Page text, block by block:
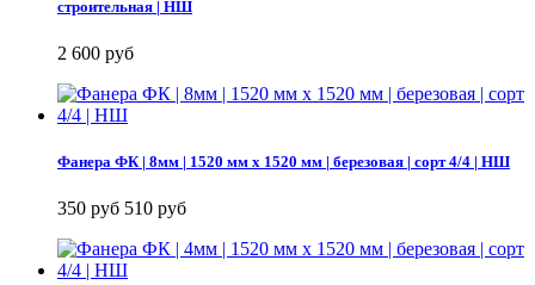
строительная | НШ
2 600 руб
Фанера ФК | 8мм | 1520 мм х 1520 мм | березовая | сорт 4/4 | НШ
350 руб 510 руб